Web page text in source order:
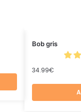
Bob gris
34.99€